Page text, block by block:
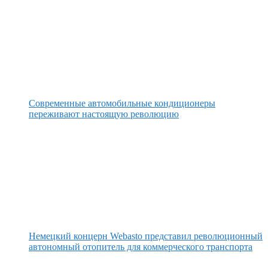
Современные автомобильные кондиционеры
переживают настоящую революцию
Немецкий концерн Webasto представил революционный
автономный отопитель для коммерческого транспорта